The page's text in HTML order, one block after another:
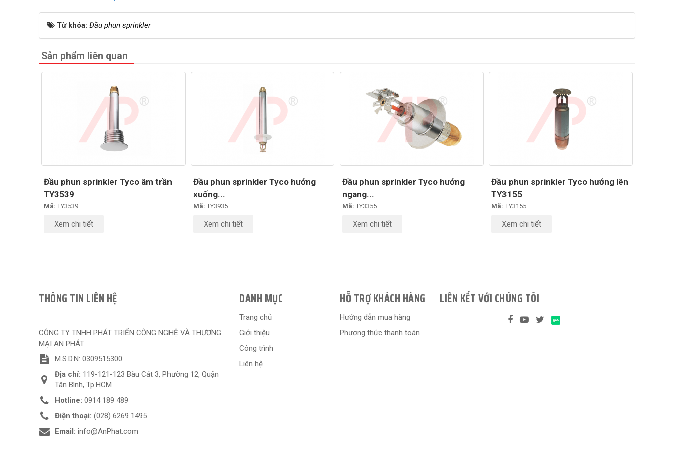
Từ khóa: Đầu phun sprinkler
Sản phẩm liên quan
Đầu phun sprinkler Tyco âm trần
TY3539
Mã: TY3539
Xem chi tiết
Đầu phun sprinkler Tyco hướng
xuống...
Mã: TY3935
Xem chi tiết
Đầu phun sprinkler Tyco hướng
ngang...
Mã: TY3355
Xem chi tiết
Đầu phun sprinkler Tyco hướng lên
TY3155
Mã: TY3155
Xem chi tiết
THÔNG TIN LIÊN HỆ
CÔNG TY TNHH PHÁT TRIỂN CÔNG NGHỆ VÀ THƯƠNG
MẠI AN PHÁT
M.S.D.N: 0309515300
Địa chỉ: 119-121-123 Bàu Cát 3, Phường 12, Quận
Tân Bình, Tp.HCM
Hotline: 0914 189 489
Điện thoại: (028) 6269 1495
Email: info@AnPhat.com
DANH MỤC
Trang chủ
Giới thiệu
Công trình
Liên hệ
HỖ TRỢ KHÁCH HÀNG
Hướng dẫn mua hàng
Phương thức thanh toán
LIÊN KẾT VỚI CHÚNG TÔI